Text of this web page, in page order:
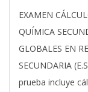
2023-
04-
23
EXAMEN
QUÍMICA
GLOBALES EN
SECUNDARIA
prueba incluye